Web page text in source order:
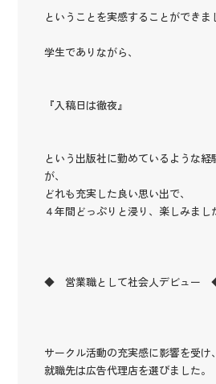
ということを実感することができま
学生でありながら、
『入稿日は徹夜』
という出版社に勤めているような経
が、
どれも充実した良い思い出で、
４年間どっぷりと浸り、楽しみまし
◆ 営業職として社会人デビュー
サークル活動の充実感に影響を受け、
就職先は広告代理店を選びました。